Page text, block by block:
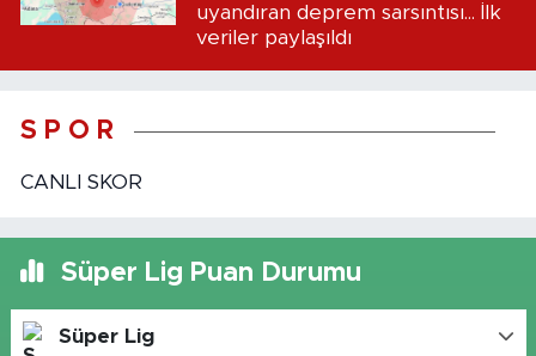
uyandıran deprem sarsıntısı... İlk
veriler paylaşıldı
S P O R
CANLI SKOR
Süper Lig Puan Durumu
Süper Lig